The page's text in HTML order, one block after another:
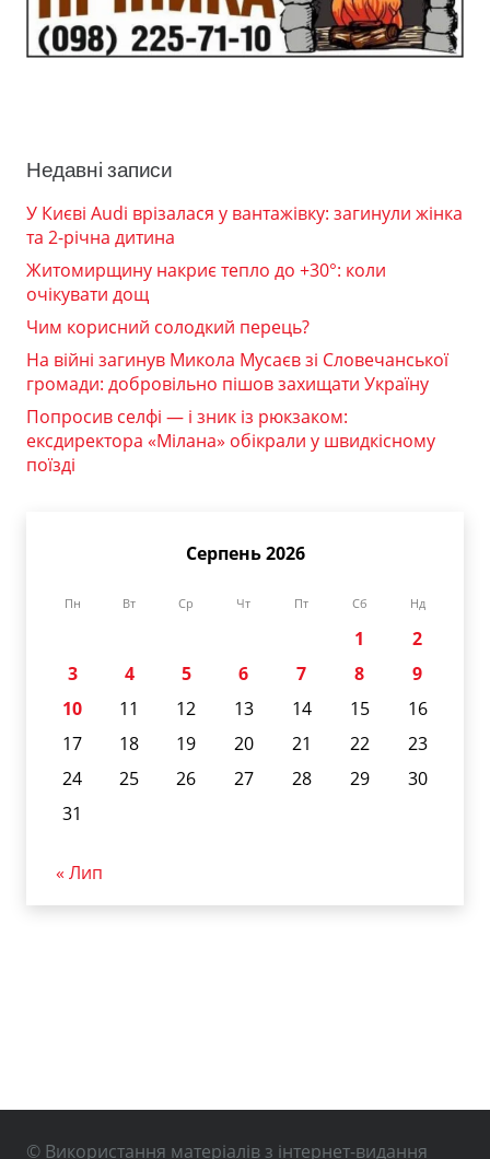
Недавні записи
У Києві Audi врізалася у вантажівку: загинули жінка
та 2-річна дитина
Житомирщину накриє тепло до +30°: коли
очікувати дощ
Чим корисний солодкий перець?
На війні загинув Микола Мусаєв зі Словечанської
громади: добровільно пішов захищати Україну
Попросив селфі — і зник із рюкзаком:
ексдиректора «Мілана» обікрали у швидкісному
поїзді
Серпень 2026
Пн Вт Ср Чт Пт Сб Нд
1
2
3
4 5 6 7 8
9
10
11 12 13 14 15
16
17
18 19 20 21 22
23
24
25 26 27 28 29
30
31
« Лип
© Використання матеріалів з інтернет-видання